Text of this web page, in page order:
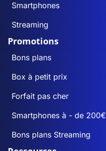
Smartphones
Streaming
Promotions
Bons plans
Box à petit prix
Forfait pas cher
Smartphones à - de 200€
Bons plans Streaming